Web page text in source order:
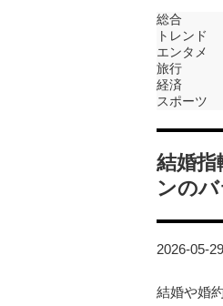
総合
トレンド
エンタメ
旅行
経済
スポーツ
結婚指
ンの
2026-05-
結婚や婚